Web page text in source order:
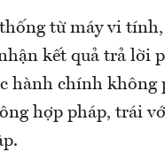
từ máy vi
kết quả trả lời
hành chính không
hợp pháp, trái